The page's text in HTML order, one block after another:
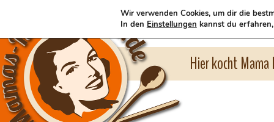
Hier kocht
Wir verwenden Cookies, um dir die
In den Einstellungen kannst du